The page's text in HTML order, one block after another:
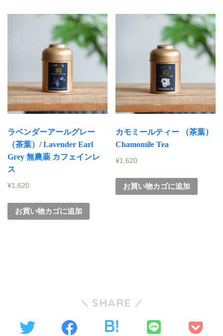
ラベンダーアールグレー
（茶葉）/ Lavender Earl
Grey 無農薬 カフェインレ
ス
¥1,620
お買い物カゴに追加
カモミールティー （茶葉）
Chamomile Tea
¥1,620
お買い物カゴに追加
SHARE